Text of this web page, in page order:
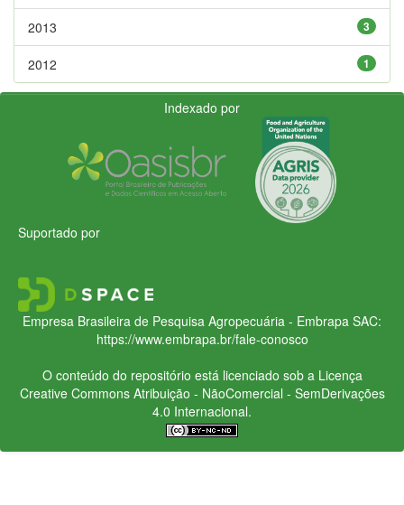
3
2013
1
2012
Indexado por
Suportado por
Empresa Brasileira de Pesquisa Agropecuária - Embrapa SAC:
https://www.embrapa.br/fale-conosco
O conteúdo do repositório está licenciado sob a Licença
Creative CommonsAtribuição - NãoComercial - SemDerivações
4.0 Internacional.